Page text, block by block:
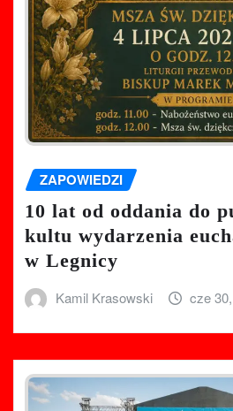
ZAPOWIEDZI
10 lat od oddania do
kultu wydarzenia
w Legnicy
Kamil Krasowski cze